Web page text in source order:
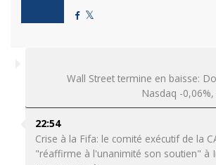
Wall Street termine en baisse:
Nasdaq -
22:54
Crise à la Fifa: le comité exécutif de la
"réaffirme à l'unanimité son soutien" à